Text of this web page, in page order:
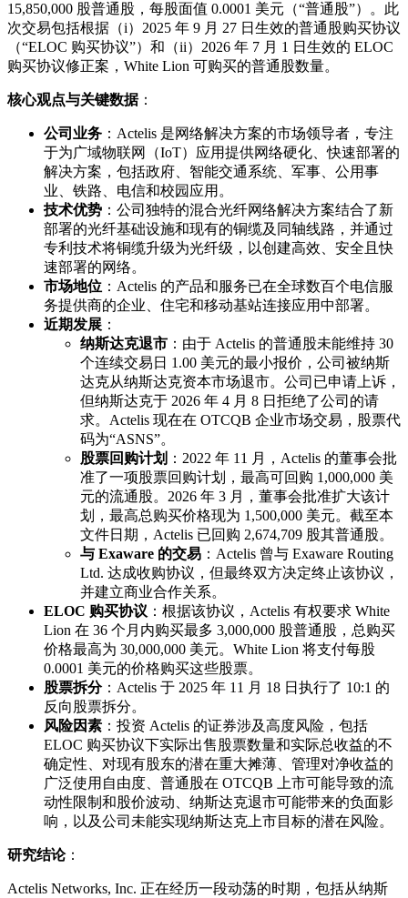
15,850,000 股普通股，每股面值 0.0001 美元（“普通股”）。此
次交易包括根据（i）2025 年 9 月 27 日生效的普通股购买协议
（“ELOC 购买协议”）和（ii）2026 年 7 月 1 日生效的 ELOC
购买协议修正案，White Lion 可购买的普通股数量。
核心观点与关键数据：
公司业务 ：Actelis 是网络解决方案的市场领导者，专注
于为广域物联网（IoT）应用提供网络硬化、快速部署的
解决方案，包括政府、智能交通系统、军事、公用事
业、铁路、电信和校园应用。
技术优势 ：公司独特的混合光纤网络解决方案结合了新
部署的光纤基础设施和现有的铜缆及同轴线路，并通过
专利技术将铜缆升级为光纤级，以创建高效、安全且快
速部署的网络。
市场地位 ：Actelis 的产品和服务已在全球数百个电信服
务提供商的企业、住宅和移动基站连接应用中部署。
近期发展 ：
纳斯达克退市 ：由于 Actelis 的普通股未能维持 30
个连续交易日 1.00 美元的最小报价，公司被纳斯
达克从纳斯达克资本市场退市。公司已申请上诉，
但纳斯达克于 2026 年 4 月 8 日拒绝了公司的请
求。Actelis 现在在 OTCQB 企业市场交易，股票代
码为“ASNS”。
股票回购计划 ：2022 年 11 月，Actelis 的董事会批
准了一项股票回购计划，最高可回购 1,000,000 美
元的流通股。2026 年 3 月，董事会批准扩大该计
划，最高总购买价格现为 1,500,000 美元。截至本
文件日期，Actelis 已回购 2,674,709 股其普通股。
与 Exaware 的交易 ：Actelis 曾与 Exaware Routing
Ltd. 达成收购协议，但最终双方决定终止该协议，
并建立商业合作关系。
ELOC 购买协议 ：根据该协议，Actelis 有权要求 White
Lion 在 36 个月内购买最多 3,000,000 股普通股，总购买
价格最高为 30,000,000 美元。White Lion 将支付每股
0.0001 美元的价格购买这些股票。
股票拆分：Actelis 于 2025 年 11 月 18 日执行了 10:1 的
反向股票拆分。
风险因素 ：投资 Actelis 的证券涉及高度风险，包括
ELOC 购买协议下实际出售股票数量和实际总收益的不
确定性、对现有股东的潜在重大摊薄、管理对净收益的
广泛使用自由度、普通股在 OTCQB 上市可能导致的流
动性限制和股价波动、纳斯达克退市可能带来的负面影
响，以及公司未能实现纳斯达克上市目标的潜在风险。
研究结论：
Actelis Networks, Inc. 正在经历一段动荡的时期，包括从纳斯